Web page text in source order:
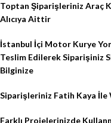
Toptan Şiparişleriniz Araç
Alıcıya Aittir
İstanbul İçi Motor Kurye
Teslim Edilerek Siparişiniz
Bilginize
Siparişleriniz Fatih Kaya İle
Farklı Projelerinizde